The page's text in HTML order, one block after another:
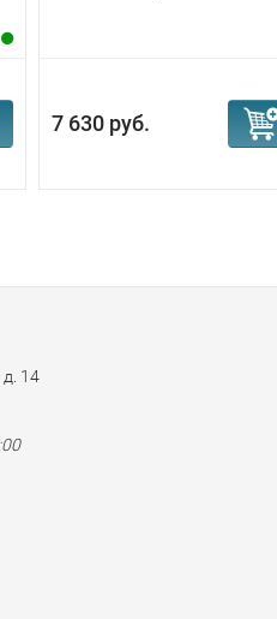
7 630 руб.
14